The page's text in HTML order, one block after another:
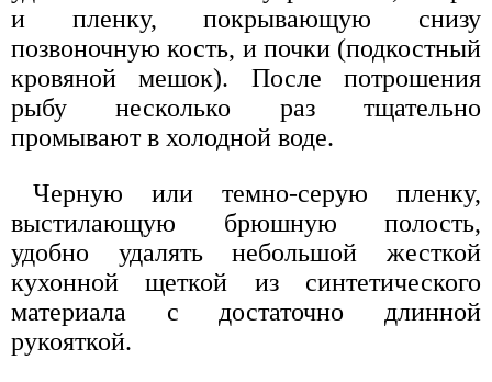
и пленку, покрывающую снизу
позвоночную кость, и почки (подкостный
кровяной мешок). После потрошения
рыбу несколько раз тщательно
промывают в холодной воде.
Черную или темно-серую пленку,
выстилающую брюшную полость,
удобно удалять небольшой жесткой
кухонной щеткой из синтетического
материала с достаточно длинной
рукояткой.